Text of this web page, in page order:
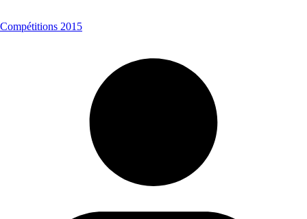
Compétitions 2015